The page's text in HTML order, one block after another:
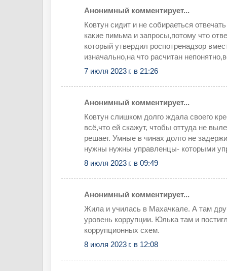
Анонимный комментирует...
Ковтун сидит и не собираеться
какие пимьма и запросы,потому что
который утвердил роспотренадзор
изначально,на что расчитан
7 июля 2023 г. в 21:26
Анонимный комментирует...
Ковтун слишком долго ждала своего
всё,что ей скажут, чтобы оттуда не
решает. Умные в чинах долго не
нужны нужны управленцы- которыми
8 июля 2023 г. в 09:49
Анонимный комментирует...
Жила и училась в Махачкале. А там
уровень коррупции. Юлька там и
коррупционных схем.
8 июля 2023 г. в 12:08